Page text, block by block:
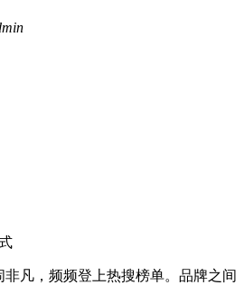
凡，频频登上热搜榜单。品牌之间